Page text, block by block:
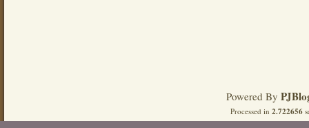
Powered By
Processed in 2.722656